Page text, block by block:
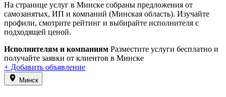
На странице услуг в Минске собраны предложения от
самозанятых, ИП и компаний (Минская область). Изучайте
профили, смотрите рейтинг и выбирайте исполнителя с
подходящей ценой.
Исполнителям и компаниям Разместите услуги бесплатно и
получайте заявки от клиентов в Минске
+ Добавить объявление
Минск